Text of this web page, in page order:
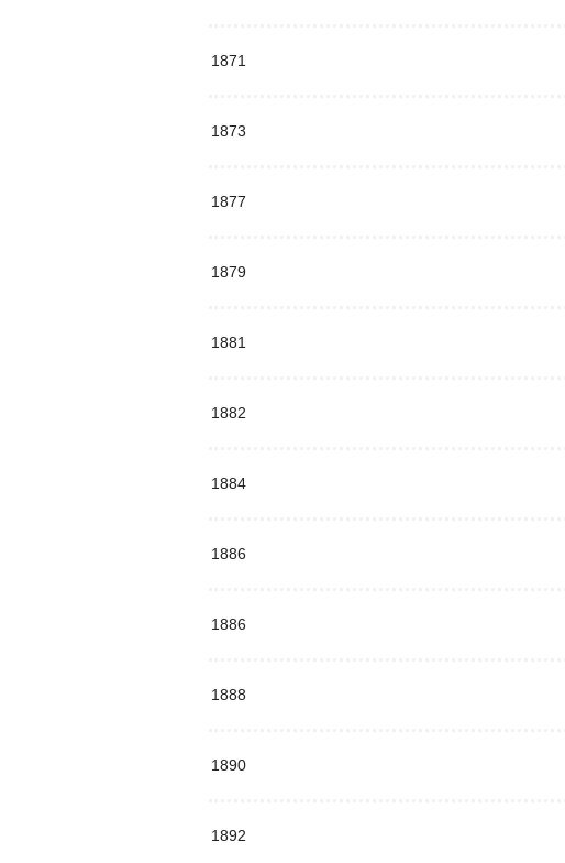
1871
1873
1877
1879
1881
1882
1884
1886
1886
1888
1890
1892